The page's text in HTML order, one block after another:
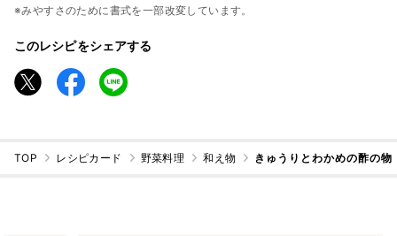
※みやすさのために書式を一部改変しています。
このレシピをシェアする
TOP レシピカード 野菜料理 和え物 きゅうりとわかめの酢の